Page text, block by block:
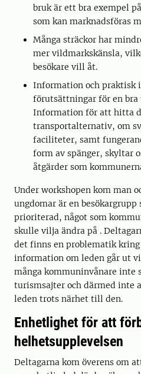
bruk är ett bra exempel
som kan marknadsföras
Många sträckor har
mer vildmarkskänsla,
besökare vill åt.
Information och praktisk
förutsättningar för en bra
Information för att hitta
transportalternativ, om
faciliteter, samt
form av spänger, skyltar
åtgärder som
Under workshopen kom man
ungdomar är en
prioriterad, något som
skulle vilja ändra på .
det finns en problematik
information om leden går ut
många kommuninvånare inte
turismsajter och därmed inte
leden trots närhet till den.
Enhetlighet för att
helhetsupplevelsen
Deltagarna kom överens om